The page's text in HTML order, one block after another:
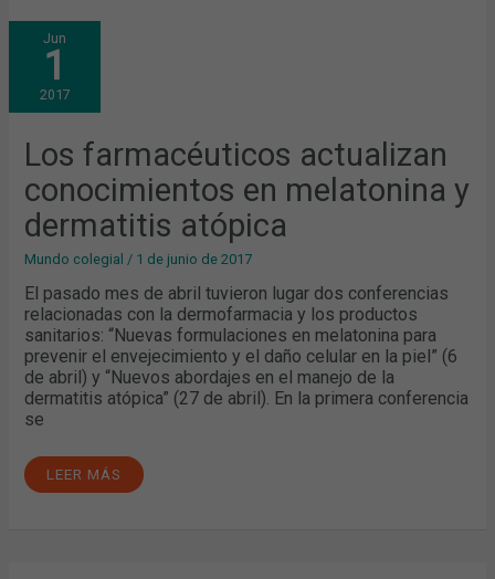
Jun
1
2017
Los farmacéuticos actualizan
conocimientos en melatonina y
dermatitis atópica
Mundo colegial / 1 de junio de 2017
El pasado mes de abril tuvieron lugar dos conferencias
relacionadas con la dermofarmacia y los productos
sanitarios: “Nuevas formulaciones en melatonina para
prevenir el envejecimiento y el daño celular en la piel” (6
de abril) y “Nuevos abordajes en el manejo de la
dermatitis atópica” (27 de abril). En la primera conferencia
se
LOS
FARMACÉUTICOS
ACTUALIZAN
EN
MELATONINA
Y
ATÓPICA
LEER MÁS